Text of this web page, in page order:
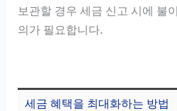
보관할 경우 세금 신고 시에 불
의가 필요합니다.
세금 혜택을 최대화하는 방법